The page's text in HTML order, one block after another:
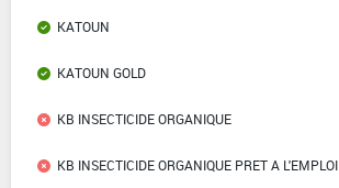
KATOUN
KATOUN GOLD
KB INSECTICIDE ORGANIQUE
KB INSECTICIDE ORGANIQUE PRET A L'EMPLOI